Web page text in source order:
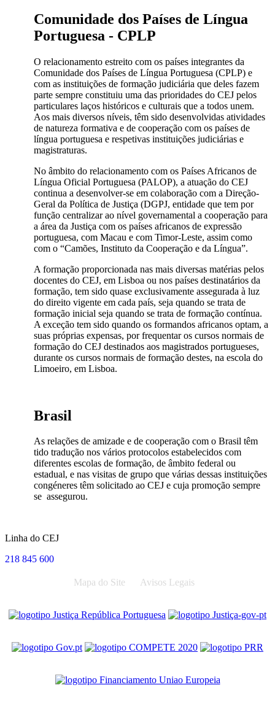
Comunidade dos Países de Língua
Portuguesa - CPLP
O relacionamento estreito com os países integrantes da
Comunidade dos Países de Língua Portuguesa (CPLP) e
com as instituições de formação judiciária que deles fazem
parte sempre constituiu uma das prioridades do CEJ pelos
particulares laços históricos e culturais que a todos unem.
Aos mais diversos níveis, têm sido desenvolvidas atividades
de natureza formativa e de cooperação com os países de
língua portuguesa e respetivas instituições judiciárias e
magistraturas.
No âmbito do relacionamento com os Países Africanos de
Língua Oficial Portuguesa (PALOP), a atuação do CEJ
continua a desenvolver-se em colaboração com a Direção-
Geral da Política de Justiça (DGPJ, entidade que tem por
função centralizar ao nível governamental a cooperação para
a área da Justiça com os países africanos de expressão
portuguesa, com Macau e com Timor-Leste, assim como
com o “Camões, Instituto da Cooperação e da Língua”.
A formação proporcionada nas mais diversas matérias pelos
docentes do CEJ, em Lisboa ou nos países destinatários da
formação, tem sido quase exclusivamente assegurada à luz
do direito vigente em cada país, seja quando se trata de
formação inicial seja quando se trata de formação contínua.
A exceção tem sido quando os formandos africanos optam, a
suas próprias expensas, por frequentar os cursos normais de
formação do CEJ destinados aos magistrados portugueses,
durante os cursos normais de formação destes, na escola do
Limoeiro, em Lisboa.
Brasil
As relações de amizade e de cooperação com o Brasil têm
tido tradução nos vários protocolos estabelecidos com
diferentes escolas de formação, de âmbito federal ou
estadual, e nas visitas de grupo que várias dessas instituições
congéneres têm solicitado ao CEJ e cuja promoção sempre
se assegurou.
Linha do CEJ
218 845 600
Mapa do Site Avisos Legais